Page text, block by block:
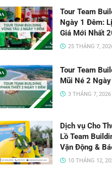
Tour Team
Ngày 1 Đêm:
Giá Mới Nhất
25 THÁNG 7,
Tour Team
Mũi Né 2
3 THÁNG 7, 2026
Dịch vụ Cho
Lồ Team
Vận Động &
10 THÁNG 12,